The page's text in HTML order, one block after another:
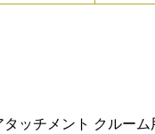
ッチメント クルーム